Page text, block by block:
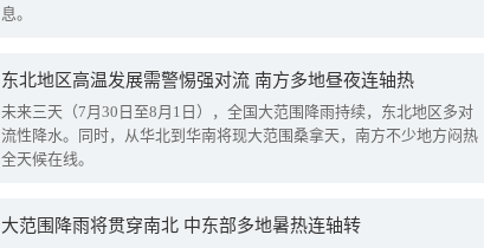
息。
东北地区高温发展需警惕强对流 南方多地昼夜连轴热
未来三天（7月30日至8月1日），全国大范围降雨持续，东北地区多对
流性降水。同时，从华北到华南将现大范围桑拿天，南方不少地方闷热
全天候在线。
大范围降雨将贯穿南北 中东部多地暑热连轴转